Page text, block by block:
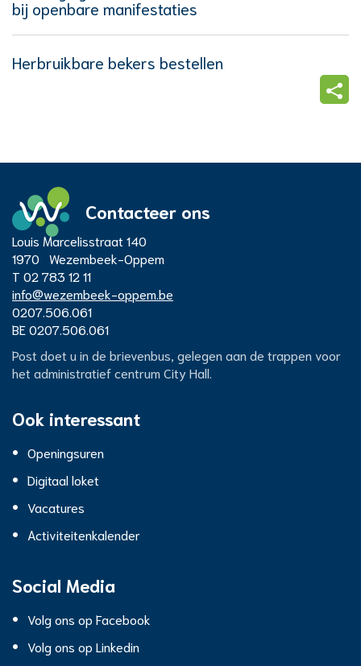
bij openbare manifestaties
Herbruikbare bekers bestellen
Contacteer ons
Administratief
Centrum
City
Hall
Adres
Louis Marcelisstraat 140
1970
Wezembeek-Oppem
T 02 783 12 11
E-
mail
info@wezembeek-oppem.be
Ondernemingsnummer
0207.506.061
BTW
BE 0207.506.061
Post doet u in de brievenbus, gelegen aan de trappen voor
het administratief centrum City Hall.
Ook interessant
Openingsuren
Digitaal loket
Vacatures
Activiteitenkalender
Social Media
Volg ons op Facebook
Volg ons op Linkedin